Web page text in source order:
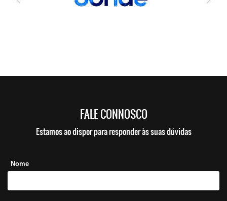
FALE CONNOSCO
Estamos ao dispor para responder às suas dúvidas
Nome